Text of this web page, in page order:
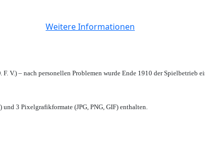
Weitere Informationen
V.) – nach personellen Problemen wurde Ende 1910 der
3 Pixelgrafikformate (JPG, PNG, GIF) enthalten.